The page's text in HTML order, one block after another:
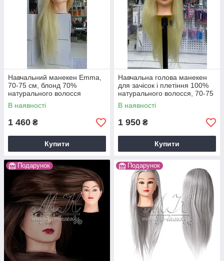
Навчальний манекен Emma,
70-75 см, блонд 70%
натурального волосся
В наявності
1 460 ₴
Купити
Навчальна голова манекен
для зачісок і плетіння 100%
натурального волосся, 70-75
см, блонд Y-13-Q19
В наявності
1 950 ₴
Купити
Подарунок Подарунок